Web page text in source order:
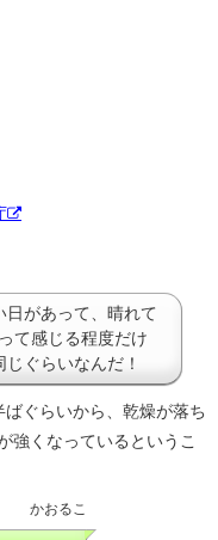
日があって、晴れて
て感じる程度だけ
ぐらいなんだ！
ばぐらいから、乾燥が落ち
強くなっているというこ
かおるこ